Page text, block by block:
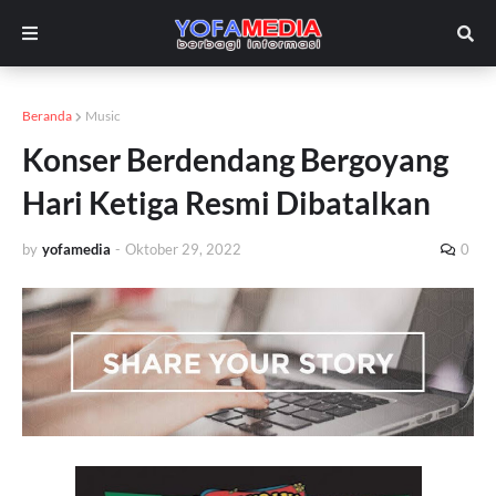
Beranda Music
Konser Berdendang Bergoyang
Hari Ketiga Resmi Dibatalkan
by yofamedia - Oktober 29, 2022 0